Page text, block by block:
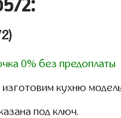
0% без предоплаты
изготовим кухню
под ключ.